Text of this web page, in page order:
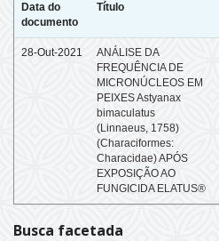
Data do
documento
Título
28-Out-2021
ANÁLISE DA
FREQUÊNCIA DE
MICRONÚCLEOS EM
PEIXES Astyanax
bimaculatus
(Linnaeus, 1758)
(Characiformes:
Characidae) APÓS
EXPOSIÇÃO AO
FUNGICIDA ELATUS®
Busca facetada